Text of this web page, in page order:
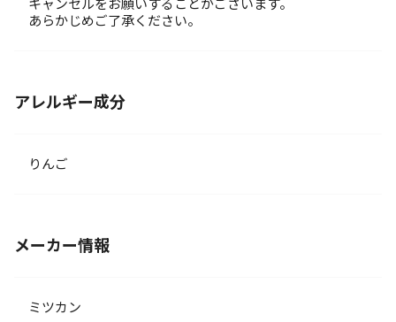
キャンセルをお願いすることがございます。
あらかじめご了承ください。
アレルギー成分
りんご
メーカー情報
ミツカン